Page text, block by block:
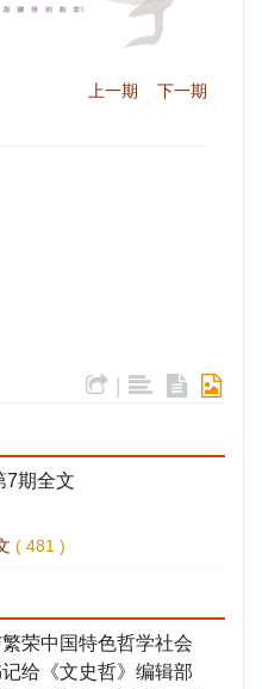
上一期 下一期
7期全文
( 481 )
荣中国特色哲学社会
给《文史哲》编辑部